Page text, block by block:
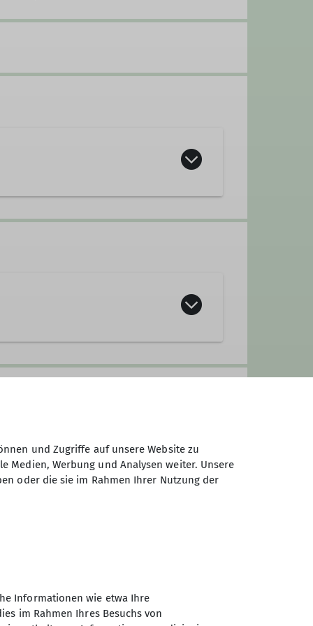
nachvollziehen, wie es ist, zu
schlicht und einfach
teilen.
die Natur zu schützen,
In verschiedenen Gruppen
und einfach nur Spaß haben.
mit uns- einmal an einem
und
und Zugriffe auf unsere Website zu
Medien, Werbung und Analysen weiter. Unsere
oder die sie im Rahmen Ihrer Nutzung der
Informationen wie etwa Ihre
im Rahmen Ihres Besuchs von